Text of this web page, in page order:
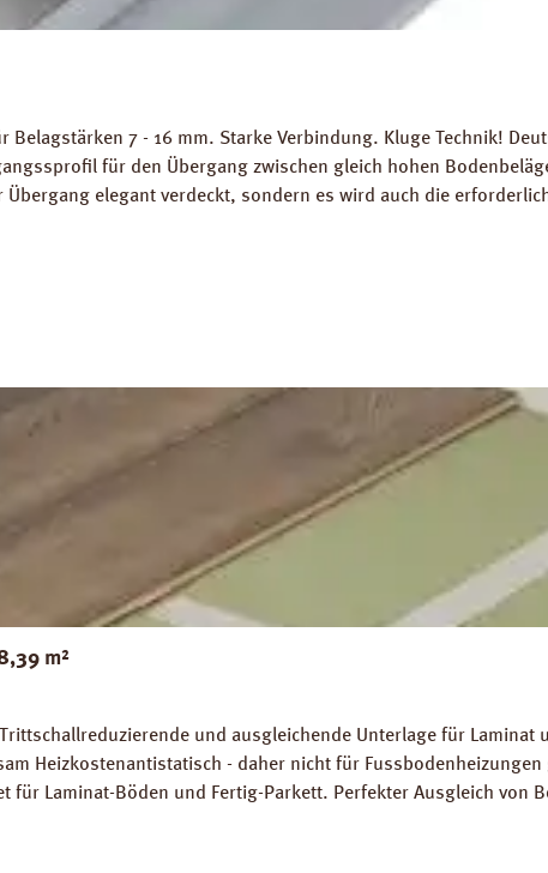
Belagstärken 7 - 16 mm. Starke Verbindung. Kluge Technik!
für den Übergang zwischen gleich hohen
elegant verdeckt, sondern es wird auch die
m²
und ausgleichende Unterlage für
Heizkostenantistatisch - daher nicht für
für Laminat-Böden und Fertig-Parkett. Perfekter Ausgleich von
Belastungsfähigkeit von bis zu 7 t / m². Abmessungen: